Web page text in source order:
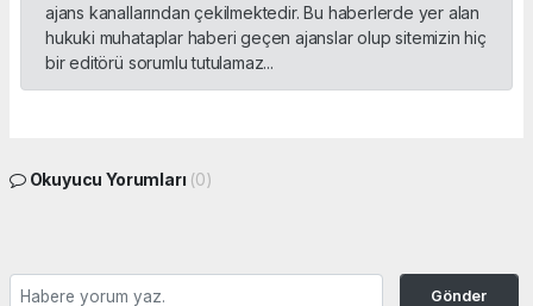
ajans kanallarından çekilmektedir. Bu haberlerde yer alan
hukuki muhataplar haberi geçen ajanslar olup sitemizin hiç
bir editörü sorumlu tutulamaz...
Okuyucu Yorumları (0)
Gönder